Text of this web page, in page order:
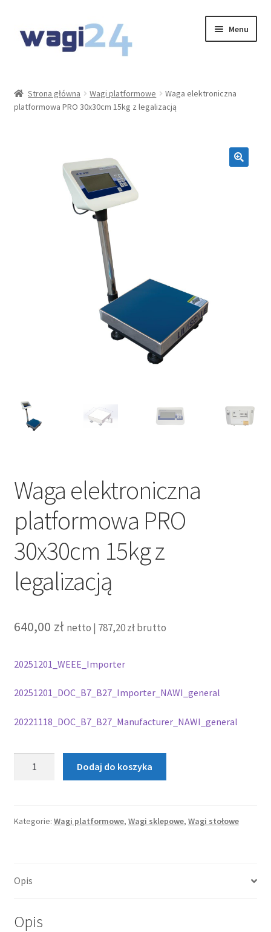
do
do
Menu
Moje konto
Strona główna Wagi platformowe
Waga elektroniczna
platformowa PRO 30x30cm 15kg z legalizacją
Waga elektroniczna
platformowa PRO
30x30cm 15kg z
legalizacją
640,00 zł netto | 787,20złbrutto
20251201_WEEE_Importer
20251201_DOC_B7_B27_Importer_NAWI_general
20221118_DOC_B7_B27_Manufacturer_NAWI_general
PRO
legalizacją
Dodaj do koszyka
Kategorie: Wagi platformowe, Wagi sklepowe, Wagi stołowe
Opis
Opis